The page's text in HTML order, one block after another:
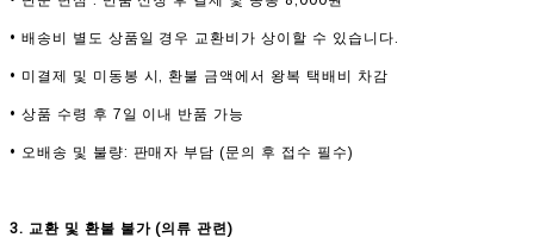
• 배송비 별도 상품일 경우 교환비가 상이할 수 있습니다.
• 미결제 및 미동봉 시, 환불 금액에서 왕복 택배비 차감
• 상품 수령 후 7일 이내 반품 가능
• 오배송 및 불량: 판매자 부담 (문의 후 접수 필수)
3. 교환 및 환불 불가 (의류 관련)